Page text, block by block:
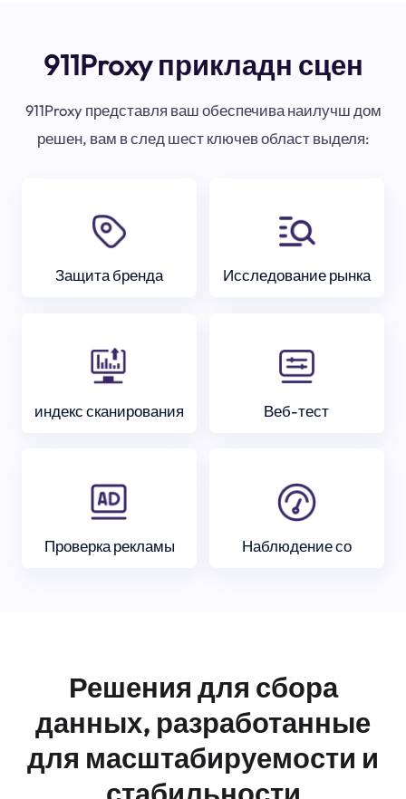
911Proxy прикладн сцен
911Proxy представля ваш обеспечива наилучш дом
решен, вам в след шест ключев област выделя:
Защита бренда Исследование рынка
индекс сканирования Веб-тест
Проверка рекламы Наблюдение со
Решения для сбора
данных, разработанные
для масштабируемости и